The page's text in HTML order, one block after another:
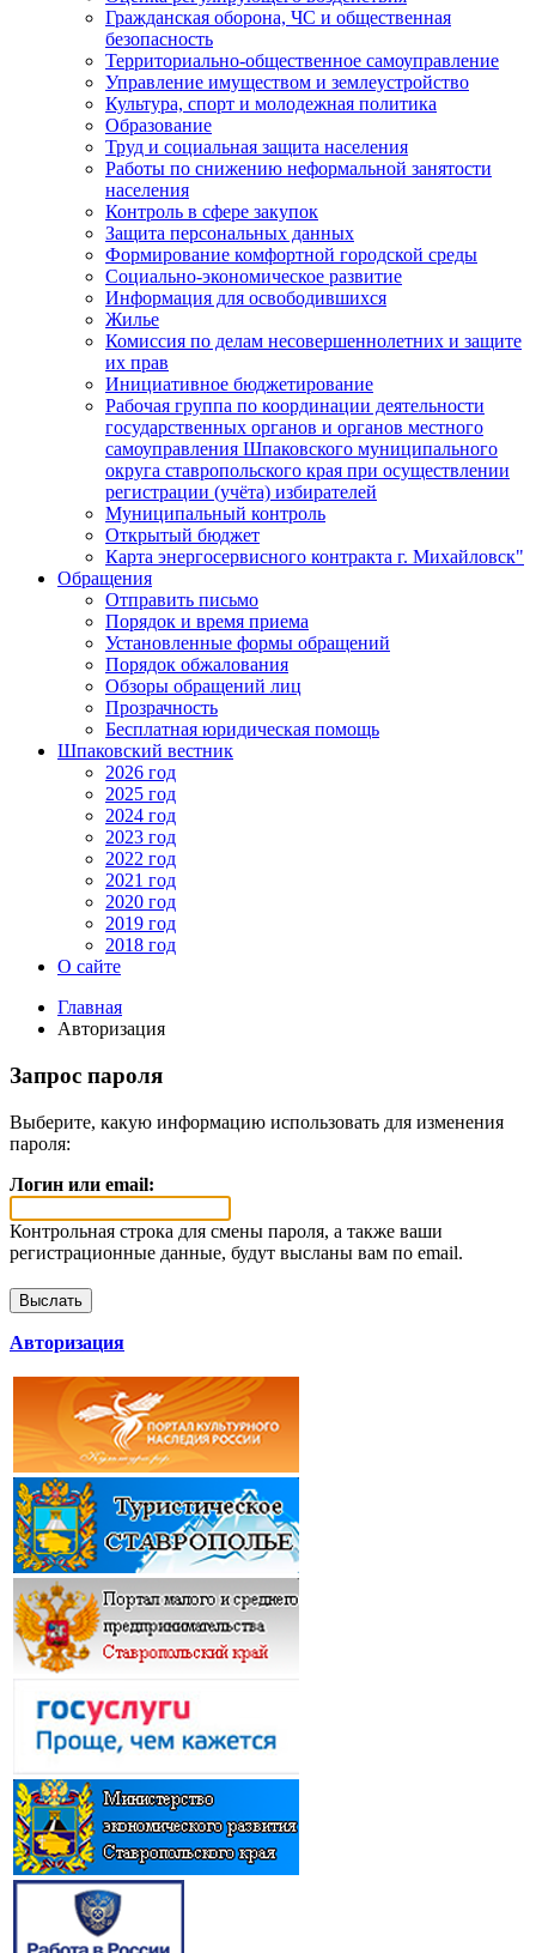
Гражданская оборона, ЧС и общественная
безопасность
Территориально-общественное самоуправление
Управление имуществом и землеустройство
Культура, спорт и молодежная политика
Образование
Труд и социальная защита населения
Работы по снижению неформальной занятости
населения
Контроль в сфере закупок
Защита персональных данных
Формирование комфортной городской среды
Социально-экономическое развитие
Информация для освободившихся
Жилье
Комиссия по делам несовершеннолетних и защите
их прав
Инициативное бюджетирование
Рабочая группа по координации деятельности
государственных органов и органов местного
самоуправления Шпаковского муниципального
округа ставропольского края при осуществлении
регистрации (учёта) избирателей
Муниципальный контроль
Открытый бюджет
Карта энергосервисного контракта г. Михайловск"
Обращения
Отправить письмо
Порядок и время приема
Установленные формы обращений
Порядок обжалования
Обзоры обращений лиц
Прозрачность
Бесплатная юридическая помощь
Шпаковский вестник
2026 год
2025 год
2024 год
2023 год
2022 год
2021 год
2020 год
2019 год
2018 год
О сайте
Главная
Авторизация
Запрос пароля
Выберите, какую информацию использовать для изменения
пароля:
Логин или email:
Контрольная строка для смены пароля, а также ваши
регистрационные данные, будут высланы вам по email.
Авторизация